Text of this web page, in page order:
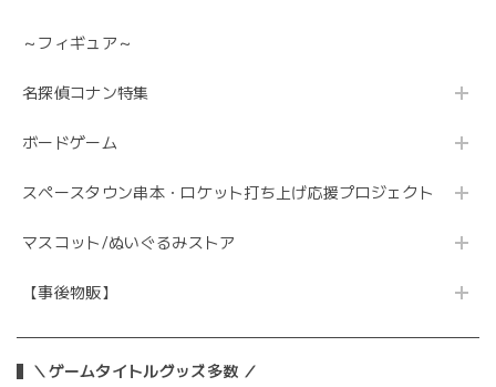
～フィギュア～
名探偵コナン特集
ボードゲーム
スペースタウン串本・ロケット打ち上げ応援プロジェクト
マスコット/ぬいぐるみストア
【事後物販】
＼ゲームタイトルグッズ多数 ／